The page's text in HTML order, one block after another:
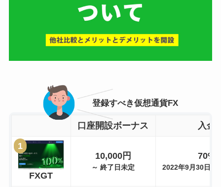
登録すべき仮想通貨FX
口座開設ボーナス 入金
FXGT
10,000円
～ 終了日未定
70%
2022年9月30日